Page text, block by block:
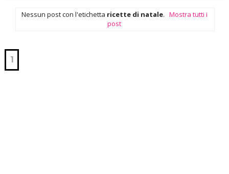
Nessun post con l'etichetta ricette di natale. Mostra tutti i
post
1